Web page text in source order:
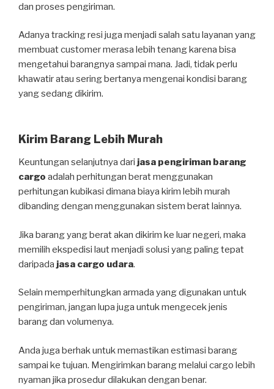
dan proses pengiriman.
Adanya tracking resi juga menjadi salah satu layanan yang
membuat customer merasa lebih tenang karena bisa
mengetahui barangnya sampai mana. Jadi, tidak perlu
khawatir atau sering bertanya mengenai kondisi barang
yang sedang dikirim.
Kirim Barang Lebih Murah
Keuntungan selanjutnya dari jasa pengiriman barang
cargo adalah perhitungan berat menggunakan
perhitungan kubikasi dimana biaya kirim lebih murah
dibanding dengan menggunakan sistem berat lainnya.
Jika barang yang berat akan dikirim ke luar negeri, maka
memilih ekspedisi laut menjadi solusi yang paling tepat
daripada jasa cargo udara.
Selain memperhitungkan armada yang digunakan untuk
pengiriman, jangan lupa juga untuk mengecek jenis
barang dan volumenya.
Anda juga berhak untuk memastikan estimasi barang
sampai ke tujuan. Mengirimkan barang melalui cargo lebih
nyaman jika prosedur dilakukan dengan benar.